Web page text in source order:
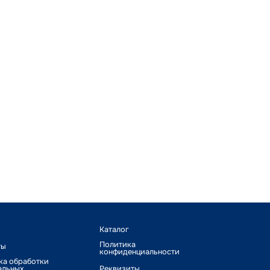
обработки
Каталог
Политика
конфиденциальности